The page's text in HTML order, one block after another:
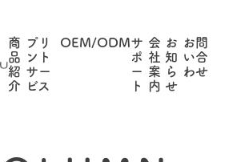
商
品
紹
介
プリ
ント
サー
ビス
OEM/ODMサ
ポ
ー
ト
会
社
案
内
お
知
ら
せ
お問
い合
わせ